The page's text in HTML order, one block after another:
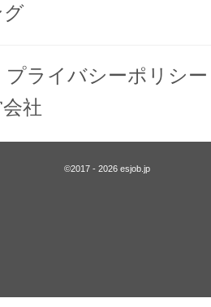
グ
プライバシーポリシー
社
©2017 - 2026 esjob.jp